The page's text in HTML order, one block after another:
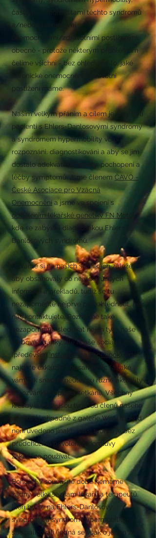
častými komorbiditami těchto syndromů
a/nebo chronickými
onemocněními/zdravotními postiženími
obecně - protože některým problémům
čelíme všichni - bez ohledu na to, jaké
chronické onemocnění/zdravotní
postižení máme.
Naším velkým přáním a cílem je, aby byli
pacienti s Ehlers-Danlosovými syndromy
a syndromem hypermobility včas
rozpoznáni, diagnostikováni a aby se jim
dostalo adekvátní podpory, pochopení a
léčby symptomů. Jsme členem ČAVO -
České Asociace pro Vzácná
Onemocnění a jsme ve spojení s
oddělením lékařské genetiky FN Motol
kde se zabývají diagnostikou Ehlers-
Danlosových syndromů.
Dáváme si na našich stránkách záležet,
aby obsahovaly co nejvíce různých
informací a překladů, tudíž se tu
nezapomeňte nejprve porozhlédnout, než
nás kontaktujete. Rozhodně také
nezapomeňte sledovat nejen tyto naše
webové stránky, ale i naše sociální sítě
(především Instagram a Facebook
), kde
najdete exkluzivní obsah navíc (a také
vám tak snadno neutečou různé aktuality
a pozvánky např. na setkání). Všechny
kresby a fotky jsou tvorbou členů našeho
spolku či případně z galerie Wixu (pokud
není uvedeno jinak) - naší tvorbu je bez
předchozího povolení a domluvy
zakázáno používat.
Bohužel v současné době nemáme
žádný velký seznam lékařů a terapeutů,
kteří by se na Ehlers-Danlosovy
syndromy a syndrom hypermobility
specializovali (jedná se však o jeden z